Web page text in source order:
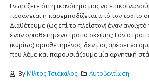
Γνωρίζετε ότι η ικανότητά μας να
προάγεται ή παρεμποδίζεται από τον τρόπο
Διαθέτουμε (ως επί το πλείστον) έναν
έναν οριοθετημένο τρόπο σκέψης; Εάν ο
(κυρίως) οριοθετημένος, δεν μας αρέσει να
που λέμε και παρουσιάζουμε μία αρνητική
By Μίλτος Τσιάκαλος Αυτοβελτίωση